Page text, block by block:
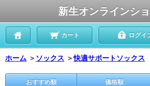
新生オンラインシ
カート ログイ
ホーム ＞ ソックス ＞快適サポートソックス
おすすめ順 価格順